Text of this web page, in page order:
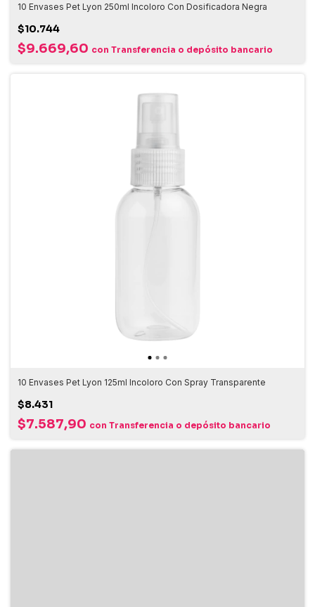
10 Envases Pet Lyon 250ml Incoloro Con Dosificadora Negra
$10.744
$9.669,60 con Transferencia o depósito bancario
10 Envases Pet Lyon 125ml Incoloro Con Spray Transparente
$8.431
$7.587,90 con Transferencia o depósito bancario